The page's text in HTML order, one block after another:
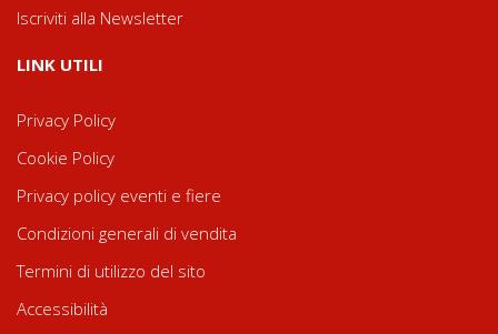
Iscriviti alla Newsletter
LINK UTILI
Privacy Policy
Cookie Policy
Privacy policy eventi e fiere
Condizioni generali di vendita
Termini di utilizzo del sito
Accessibilità